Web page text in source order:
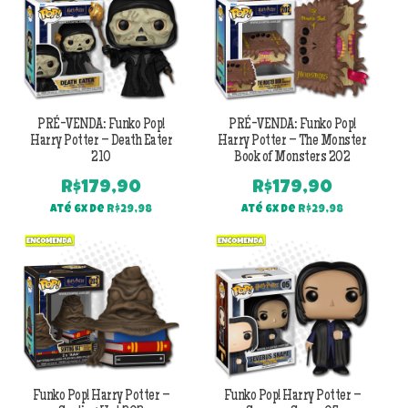
PRÉ-VENDA: Funko Pop!
Harry Potter – Death Eater
210
R$179,90
Até 6x de R$29,98
PRÉ-VENDA: Funko Pop!
Harry Potter – The Monster
Book of Monsters 202
R$179,90
Até 6x de R$29,98
Funko Pop! Harry Potter –
Funko Pop! Harry Potter –